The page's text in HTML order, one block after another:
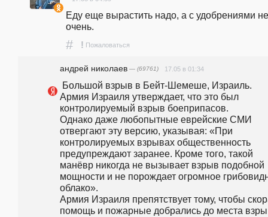
Еду еще вырастить надо, а с удобрениями не
очень.
# ! Пожаловаться
андpeй николаев — (69761) 17.05 в 01:34
Армия Израиля утверждает, что это был
контролируемый взрыв боеприпасов.
Однако даже любопытные еврейские СМИ
отвергают эту версию, указывая: «При
контролируемых взрывах общественность
предупреждают заранее. Кроме того, такой
манёвр никогда не вызывает взрыв подобной
мощности и не порождает огромное
облако».
Армия Израиля препятствует тому, чтобы
помощь и пожарные добрались до места